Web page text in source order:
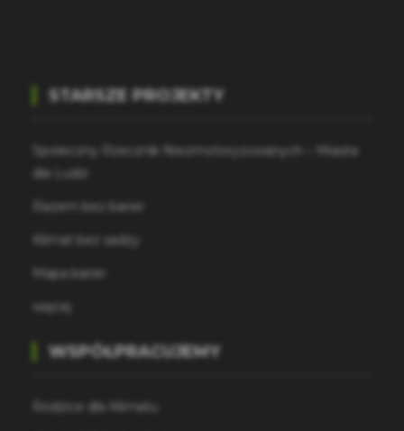
STARSZE PROJEKTY
Społeczny Rzecznik Niezmotoryzowanych – Miasta
dla Ludzi
Razem bez barier
Klimat bez sadzy
Mapa barier
więcej
WSPÓŁPRACUJEMY
Rodzice dla Klimatu